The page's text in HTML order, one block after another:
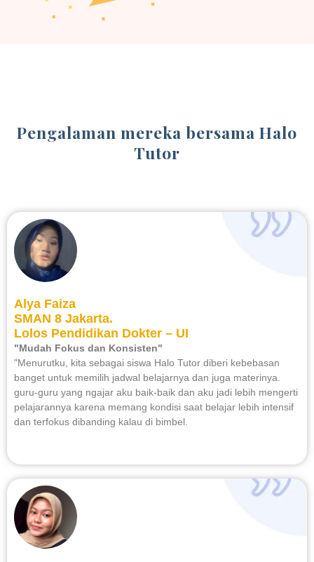
Pengalaman mereka bersama Halo
Tutor
Alya Faiza
SMAN 8 Jakarta.
Lolos Pendidikan Dokter – UI
"Mudah Fokus dan Konsisten"
"Menurutku, kita sebagai siswa Halo Tutor diberi kebebasan
banget untuk memilih jadwal belajarnya dan juga materinya.
guru-guru yang ngajar aku baik-baik dan aku jadi lebih mengerti
pelajarannya karena memang kondisi saat belajar lebih intensif
dan terfokus dibanding kalau di bimbel.